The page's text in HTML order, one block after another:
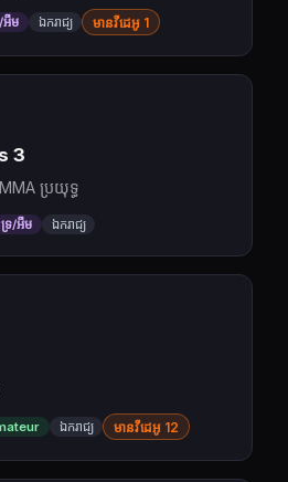
/អឹម ឯករាជ្យ មានវីដេអូ 1
3
ប្រយុទ្ធ
ទ្រ/អឹម ឯករាជ្យ
ឯករាជ្យ មានវីដេអូ 12